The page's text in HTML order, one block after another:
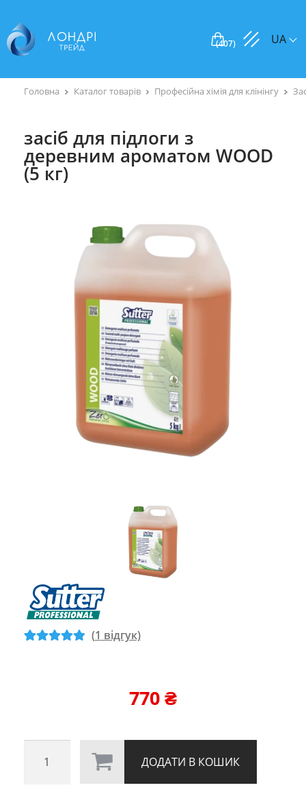
(407) UA
Головна Каталог товарів Професійна хімія для клінінгу
засіб для підлоги з
деревним ароматом WOOD
(5 кг)
(1 відгук)
770₴
ДОДАТИ В КОШИК